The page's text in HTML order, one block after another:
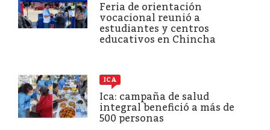
Feria de orientación
vocacional reunió a
estudiantes y centros
educativos en Chincha
ICA
Ica: campaña de salud
integral benefició a más de
500 personas